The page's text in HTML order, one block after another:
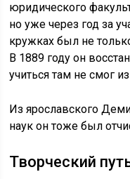
юридического
но уже через год за
кружках был не
В 1889 году он
учиться там не смог
Из ярославского
наук он тоже был
Творческий